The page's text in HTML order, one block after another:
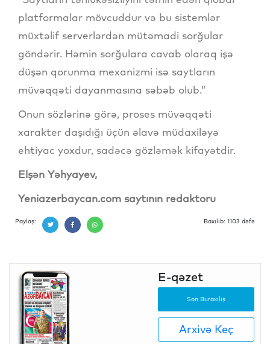
platformalar mövcuddur və bu sistemlər
müxtəlif serverlərdən mütəmadi sorğular
göndərir. Həmin sorğulara cavab olaraq işə
düşən qorunma mexanizmi isə saytların
müvəqqəti dayanmasına səbəb olub.”
Onun sözlərinə görə, proses müvəqqəti
xarakter daşıdığı üçün əlavə müdaxiləyə
ehtiyac yoxdur, sadəcə gözləmək kifayətdir.
Elşən Yəhyayev,
Yeniazerbaycan.com saytının redaktoru
Paylaş: Baxılıb: 1103 dəfə
E-qəzet
Son Buraxılış
Arxivə Keç